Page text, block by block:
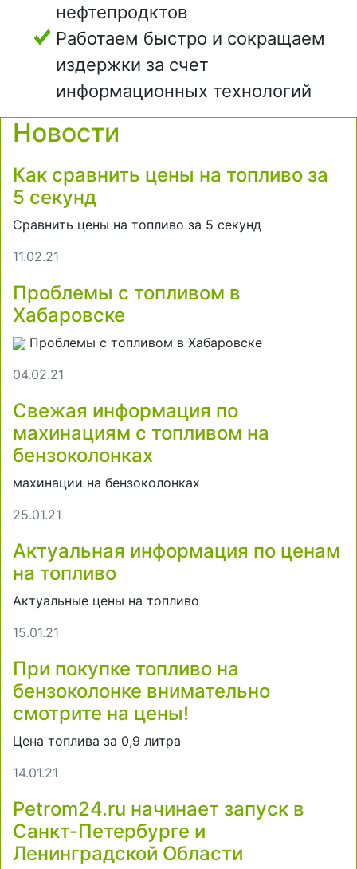
нефтепродктов
Работаем быстро и сокращаем
издержки за счет
информационных технологий
Новости
Как сравнить цены на топливо за
5 секунд
Сравнить цены на топливо за 5 секунд
11.02.21
Проблемы с топливом в
Хабаровске
Проблемы с топливом в Хабаровске
04.02.21
Свежая информация по
махинациям с топливом на
бензоколонках
махинации на бензоколонках
25.01.21
Актуальная информация по ценам
на топливо
Актуальные цены на топливо
15.01.21
При покупке топливо на
бензоколонке внимательно
смотрите на цены!
Цена топлива за 0,9 литра
14.01.21
Petrom24.ru начинает запуск в
Санкт-Петербурге и
Ленинградской Области